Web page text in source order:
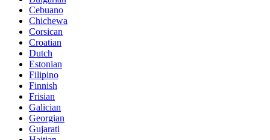
Cebuano
Chichewa
Corsican
Croatian
Dutch
Estonian
Filipino
Finnish
Frisian
Galician
Georgian
Gujarati